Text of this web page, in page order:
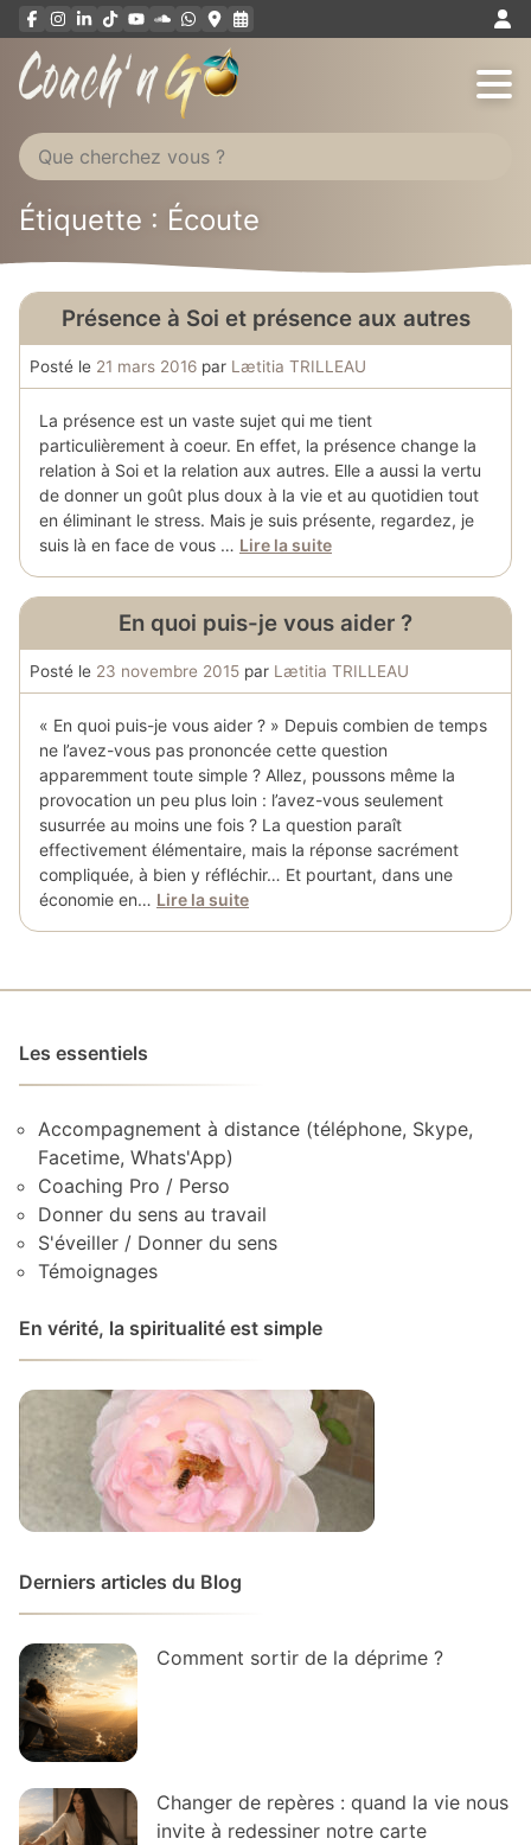
Aller
au
Étiquette : Écoute
Présence à Soi et présence aux autres
Posté le 21 mars 2016 par Lætitia TRILLEAU
La présence est un vaste sujet qui me tient
particulièrement à coeur. En effet, la présence change la
relation à Soi et la relation aux autres. Elle a aussi la vertu
de donner un goût plus doux à la vie et au quotidien tout
en éliminant le stress. Mais je suis présente, regardez, je
suis là en face de vous … Lire la suite
En quoi puis-je vous aider ?
Posté le 23 novembre 2015 par Lætitia TRILLEAU
« En quoi puis-je vous aider ? » Depuis combien de temps
ne l’avez-vous pas prononcée cette question
apparemment toute simple ? Allez, poussons même la
provocation un peu plus loin : l’avez-vous seulement
susurrée au moins une fois ? La question paraît
effectivement élémentaire, mais la réponse sacrément
compliquée, à bien y réfléchir… Et pourtant, dans une
économie en… Lire la suite
Les essentiels
Accompagnement à distance (téléphone, Skype,
Facetime, Whats'App)
Coaching Pro / Perso
Donner du sens au travail
S'éveiller / Donner du sens
Témoignages
En vérité, la spiritualité est simple
Derniers articles du Blog
Comment sortir de la déprime ?
Changer de repères : quand la vie nous
invite à redessiner notre carte